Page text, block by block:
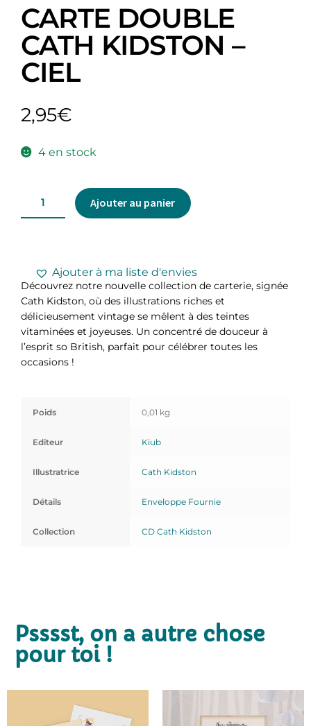
CARTE DOUBLE
CATH KIDSTON –
CIEL
2,95€
4 en stock
Ajouter au panier
Ajouter à ma liste d'envies
Découvrez notre nouvelle collection de carterie, signée
Cath Kidston, où des illustrations riches et
délicieusement vintage se mêlent à des teintes
vitaminées et joyeuses. Un concentré de douceur à
l’esprit so British, parfait pour célébrer toutes les
occasions !
Poids 0,01 kg
Editeur Kiub
Illustratrice Cath Kidston
Détails Enveloppe Fournie
Collection CD Cath Kidston
Psssst, on a autre chose
pour toi !